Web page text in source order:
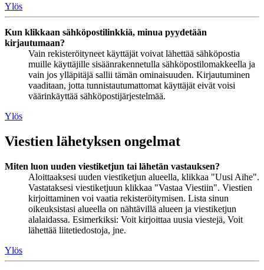
Ylös
Kun klikkaan sähköpostilinkkiä, minua pyydetään
kirjautumaan?
Vain rekisteröityneet käyttäjät voivat lähettää sähköpostia
muille käyttäjille sisäänrakennetulla sähköpostilomakkeella ja
vain jos ylläpitäjä sallii tämän ominaisuuden. Kirjautuminen
vaaditaan, jotta tunnistautumattomat käyttäjät eivät voisi
väärinkäyttää sähköpostijärjestelmää.
Ylös
Viestien lähetyksen ongelmat
Miten luon uuden viestiketjun tai lähetän vastauksen?
Aloittaaksesi uuden viestiketjun alueella, klikkaa "Uusi Aihe".
Vastataksesi viestiketjuun klikkaa "Vastaa Viestiin". Viestien
kirjoittaminen voi vaatia rekisteröitymisen. Lista sinun
oikeuksistasi alueella on nähtävillä alueen ja viestiketjun
alalaidassa. Esimerkiksi: Voit kirjoittaa uusia viestejä, Voit
lähettää liitetiedostoja, jne.
Ylös